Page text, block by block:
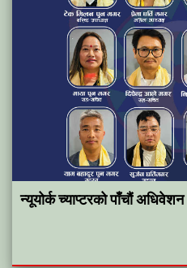
न्यूयोर्क च्याप्टरको पाँचौं अधिवेशन